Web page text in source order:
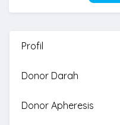
Profil
Donor Darah
Donor Apheresis